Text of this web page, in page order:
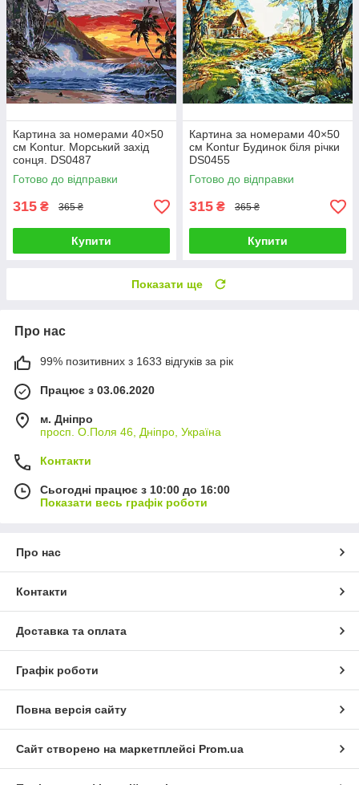
Картина за номерами 40×50
см Kontur. Морський захід
сонця. DS0487
Готово до відправки
315 ₴ 365 ₴
Купити
Картина за номерами 40×50
см Kontur Будинок біля річки
DS0455
Готово до відправки
315 ₴ 365 ₴
Купити
Показати ще
Про нас
99% позитивних з 1633 відгуків за рік
Працює з 03.06.2020
м. Дніпро
просп. О.Поля 46, Дніпро, Україна
Контакти
Сьогодні працює з 10:00 до 16:00
Показати весь графік роботи
Про нас
Контакти
Доставка та оплата
Графік роботи
Повна версія сайту
Сайт створено на маркетплейсі Prom.ua